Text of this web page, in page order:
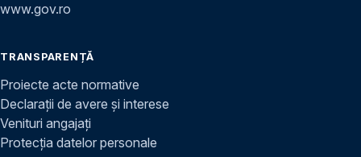
www.gov.ro
TRANSPARENȚĂ
Proiecte acte normative
Declarații de avere și interese
Venituri angajați
Protecția datelor personale